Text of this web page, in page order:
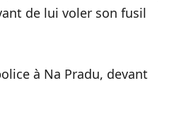
de lui voler son fusil
à Na Pradu, devant